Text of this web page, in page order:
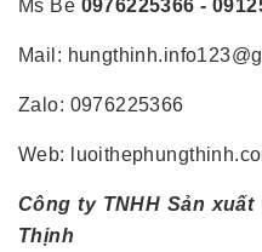
Ms Bé 0976225366 -
Mail:
Zalo: 0976225366
Web:
Công ty TNHH Sản
Thịnh